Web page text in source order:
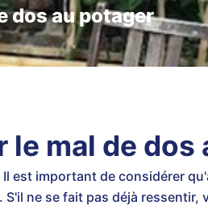
dos au potager
mal de dos
est important de considérer
ne se fait pas déjà ressentir,